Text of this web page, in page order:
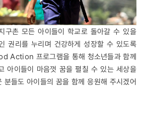
구촌 모든 아이들이 학교로 돌아갈 수 있을
권리를 누리며 건강하게 성장할 수 있도록
Action 프로그램을 통해 청소년들과 함께
아이들이 마음껏 꿈을 펼칠 수 있는 세상을
분들도 아이들의 꿈을 함께 응원해 주시겠어